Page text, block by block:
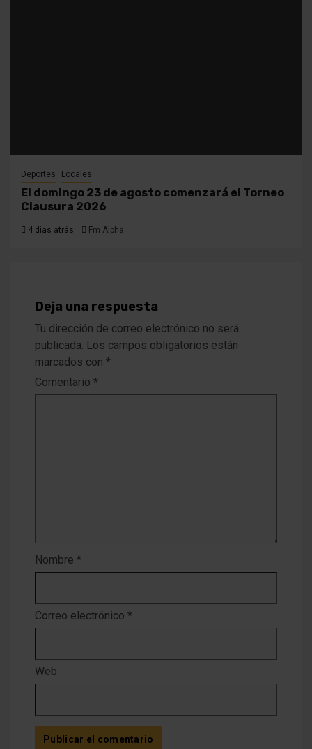
Deportes Locales
El domingo 23 de agosto comenzará el Torneo
Clausura 2026
4 días atrás Fm Alpha
Deja una respuesta
Tu dirección de correo electrónico no será
publicada. Los campos obligatorios están
marcados con *
Comentario *
Nombre *
Correo electrónico *
Web